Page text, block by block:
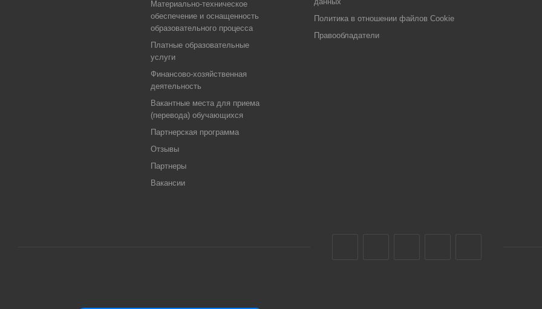
Материально-техническое
обеспечение и оснащенность
образовательного процесса
Платные образовательные
услуги
Финансово-хозяйственная
деятельность
Вакантные места для приема
(перевода) обучающихся
Партнерская программа
Отзывы
Партнеры
Вакансии
Политика в отношении файлов Cookie
Правообладатели